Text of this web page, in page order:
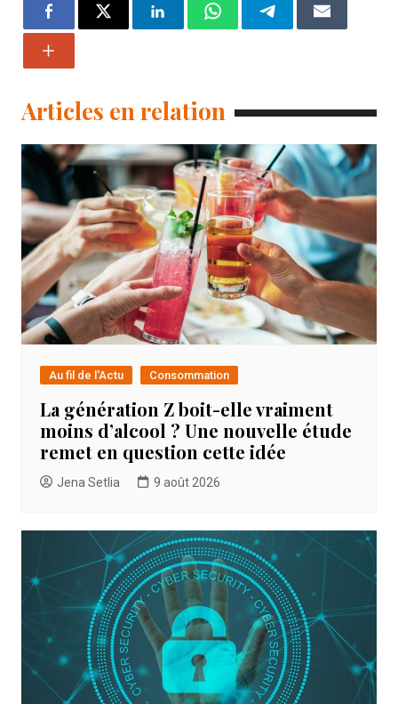
Articles en relation
Au fil de l'Actu Consommation
La génération Z boit-elle vraiment
moins d’alcool ? Une nouvelle étude
remet en question cette idée
Jena Setlia 9 août 2026